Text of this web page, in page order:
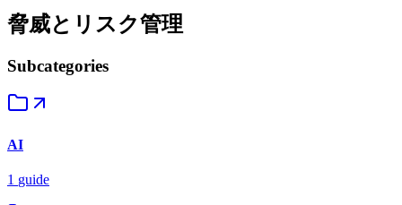
脅威とリスク管理
Subcategories
AI
1 guide